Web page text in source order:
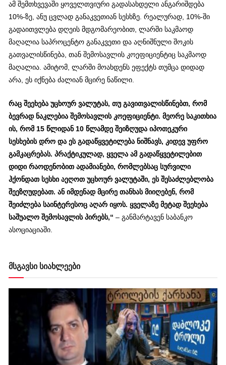
ამ შემთხვევაში ყოველთვიური გადასახდელი ანგარიშდება
10%-ზე, ანუ ცვლად განაკვეთიან სესხზე. რეალურად, 10%-ში
გადაითვლება დღეის მდგომარეობით, ლარში საკმაოდ
მაღალია საპროცენტო განაკვეთი და აღნიშნული შოკის
გათვალისწინება, თან შემოსავლის კოეფიციენტიც საკმაოდ
მაღალია. ამიტომ, ლარში მოახდენს ეფექტს თუმცა დიდად
არა, ეს იქნება ძალიან მცირე ნაწილი.
რაც შეეხება უცხოურ ვალუტას, თუ გავითვალისწინებთ, რომ
ბევრად ნაკლებია შემოსავლის კოეფიციენტი. მეორე საკითხია
ის, რომ 15 წლიდან 10 წლამდე შეიზღუდა იპოთეკური
სესხების დრო და ეს გადაწყვეტილება ნიშნავს, კიდევ უფრო
გამკაცრებას. პრაქტიკულად, ყველა ამ გადაწყვეტილებით
დიდი რაოდენობით ადამიანები, რომლებსაც სურვილი
ჰქონდათ სესხი აეღოთ უცხოურ ვალუტაში, ეს შესაძლებლობა
შეეზღუდებათ. ან იმდენად მცირე თანხას მიიღებენ, რომ
შეიძლება საინტერესოც აღარ იყოს. ყველაზე მეტად შეეხება
საშუალო შემოსავლის პირებს,“ – განმარტავენ საბანკო
ასოციაციაში.
მსგავსი სიახლეები